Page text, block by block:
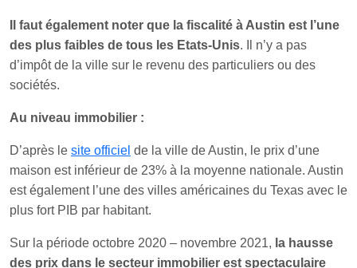
Il faut également noter que la fiscalité à Austin est l’une
des plus faibles de tous les Etats-Unis. Il n’y a pas
d’impôt de la ville sur le revenu des particuliers ou des
sociétés.
Au niveau immobilier :
D’après le site officiel de la ville de Austin, le prix d’une
maison est inférieur de 23% à la moyenne nationale. Austin
est également l’une des villes américaines du Texas avec le
plus fort PIB par habitant.
Sur la période octobre 2020 – novembre 2021, la hausse
des prix dans le secteur immobilier est spectaculaire